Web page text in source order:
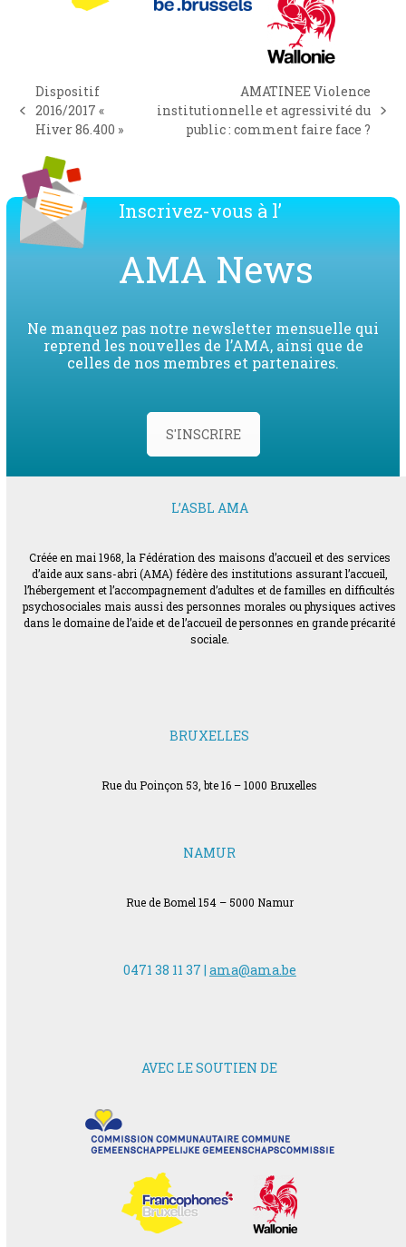
previous
post:
Dispositif
2016/2017 «
Hiver 86.400 »
next
AMATINEE Violence
institutionnelle et agressivité du
public : comment faire face ?
Inscrivez-vous à l’
AMA News
Ne manquez pas notre newsletter mensuelle qui
reprend les nouvelles de l’AMA, ainsi que de
celles de nos membres et partenaires.
S'INSCRIRE
L’ASBL AMA
Créée en mai 1968, la Fédération des maisons d’accueil et des services
d’aide aux sans-abri (AMA) fédère des institutions assurant l’accueil,
l’hébergement et l’accompagnement d’adultes et de familles en difficultés
psychosociales mais aussi des personnes morales ou physiques actives
dans le domaine de l’aide et de l’accueil de personnes en grande précarité
sociale.
BRUXELLES
Rue du Poinçon 53, bte 16 – 1000 Bruxelles
NAMUR
Rue de Bomel 154 – 5000 Namur
0471 38 11 37 | ama@ama.be
AVEC LE SOUTIEN DE